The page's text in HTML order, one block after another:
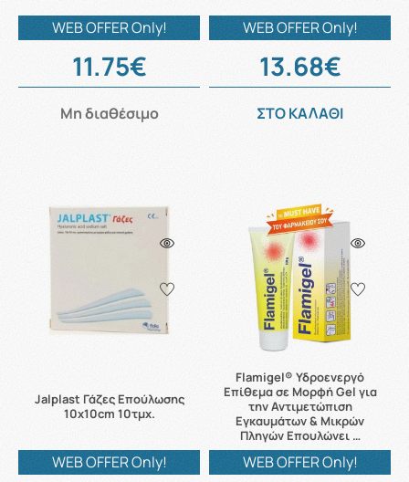
WEB OFFER Only!
11.75€
Μη διαθέσιμο
WEB OFFER Only!
13.68€
ΣΤΟ ΚΑΛΑΘΙ
Jalplast Γάζες Επούλωσης
10x10cm 10τμχ.
WEB OFFER Only!
Flamigel® Υδροενεργό
Επίθεμα σε Μορφή Gel για
την Αντιμετώπιση
Εγκαυμάτων & Μικρών
Πληγών Επουλώνει …
WEB OFFER Only!